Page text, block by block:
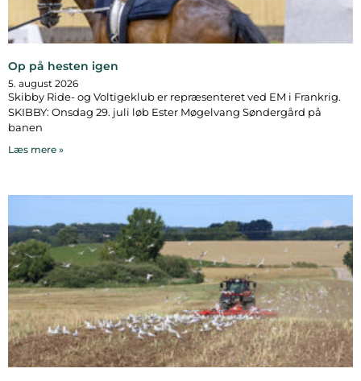
Op på hesten igen
5. august 2026
Skibby Ride- og Voltigeklub er repræsenteret ved EM i Frankrig.
SKIBBY: Onsdag 29. juli løb Ester Møgelvang Søndergård på
banen
Læs mere »